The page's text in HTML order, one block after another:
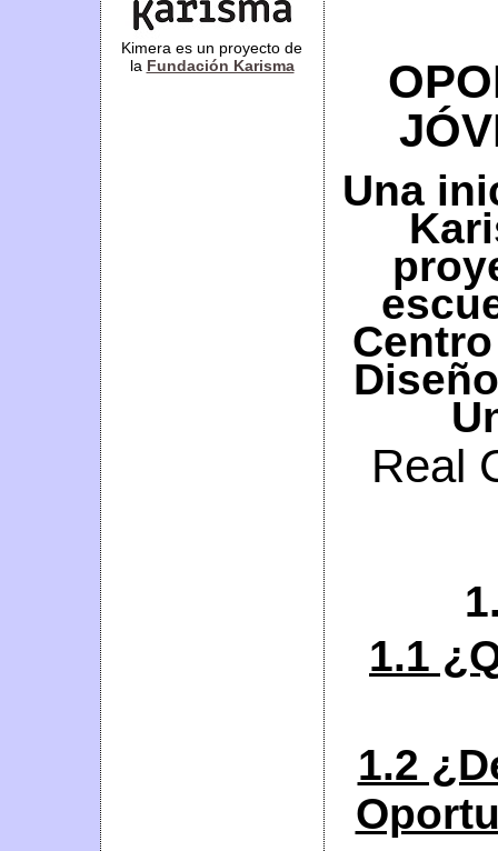
Kimera es un proyecto de
la Fundación Karisma
Una
Real
1.1
1.2